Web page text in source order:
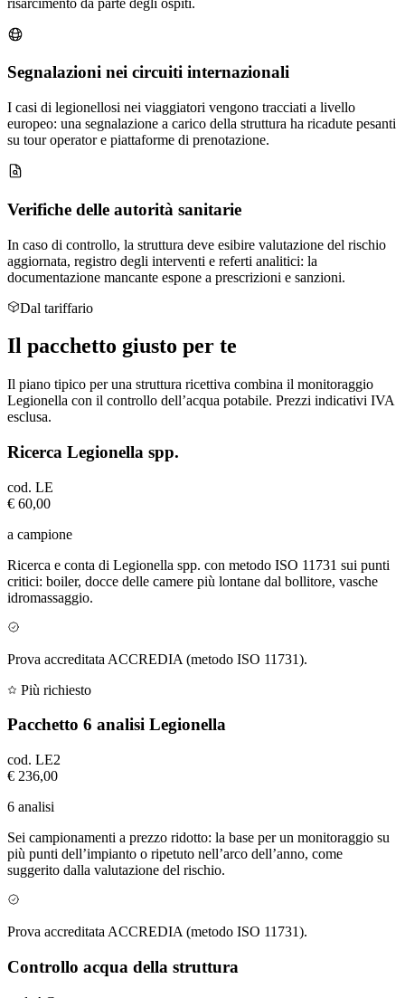
Segnalazioni nei circuiti internazionali
I casi di legionellosi nei viaggiatori vengono tracciati a livello
europeo: una segnalazione a carico della struttura ha ricadute pesanti
su tour operator e piattaforme di prenotazione.
Verifiche delle autorità sanitarie
In caso di controllo, la struttura deve esibire valutazione del rischio
aggiornata, registro degli interventi e referti analitici: la
documentazione mancante espone a prescrizioni e sanzioni.
Dal tariffario
Il pacchetto giusto per te
Il piano tipico per una struttura ricettiva combina il monitoraggio
Legionella con il controllo dell’acqua potabile. Prezzi indicativi IVA
esclusa.
Ricerca Legionella spp.
cod. LE
€ 60,00
a campione
Ricerca e conta di Legionella spp. con metodo ISO 11731 sui punti
critici: boiler, docce delle camere più lontane dal bollitore, vasche
idromassaggio.
Prova accreditata ACCREDIA (metodo ISO 11731).
Più richiesto
Pacchetto 6 analisi Legionella
cod. LE2
€ 236,00
6 analisi
Sei campionamenti a prezzo ridotto: la base per un monitoraggio su
più punti dell’impianto o ripetuto nell’arco dell’anno, come
suggerito dalla valutazione del rischio.
Prova accreditata ACCREDIA (metodo ISO 11731).
Controllo acqua della struttura